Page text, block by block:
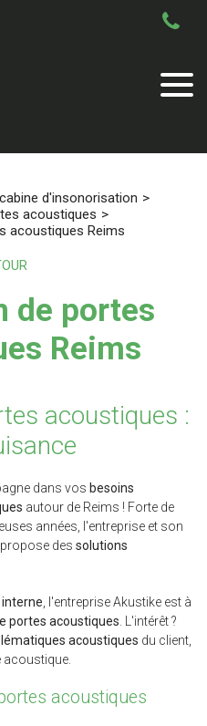
d'insonorisation
acoustiques
acoustiques Reims
de portes
Reims
acoustiques :
dans vos besoins
autour de Reims ! Forte de
années, l'entreprise et son
propose des solutions
, l'entreprise Akustike est à
portes acoustiques . L'intérêt ?
acoustiques du client,
acoustique.
acoustiques